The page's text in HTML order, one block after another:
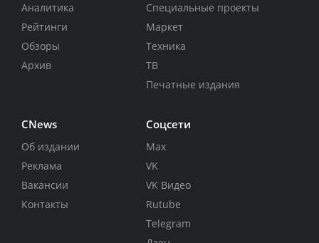
Аналитика
Рейтинги
Обзоры
Архив
Специальные проекты
Маркет
Техника
ТВ
Печатные издания
CNews
Об издании
Реклама
Вакансии
Контакты
Соцсети
Max
VK
VK Видео
Rutube
Telegram